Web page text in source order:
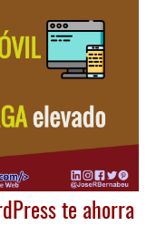
te ahorra